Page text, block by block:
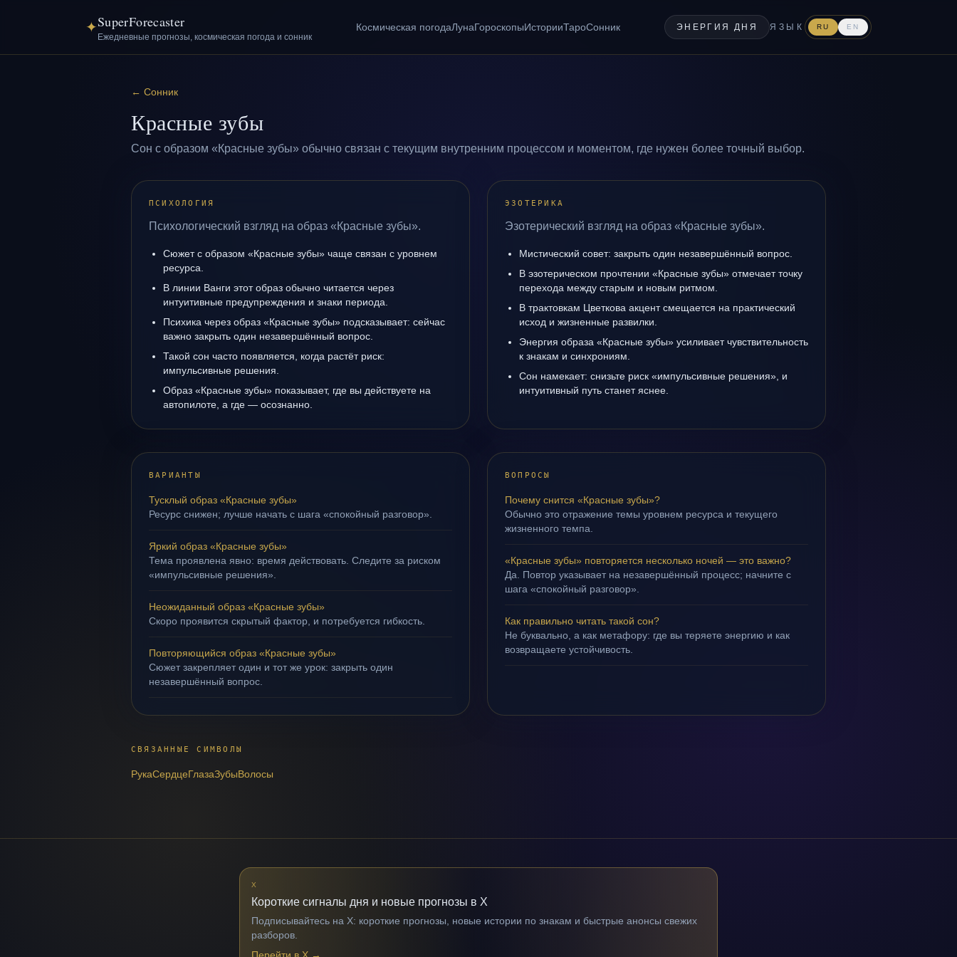
✦SuperForecaster
Ежедневные прогнозы, космическая погода и сонник
Космическая погодаЛунаГороскопыИсторииТароСонник ЭНЕРГИЯ ДНЯ ЯЗЫК RU EN
← Сонник
Красные зубы
Сон с образом «Красные зубы» обычно связан с текущим внутренним процессом и моментом, где нужен более точный выбор.
ПСИХОЛОГИЯ
Психологический взгляд на образ «Красные зубы».
Сюжет с образом «Красные зубы» чаще связан с уровнем
ресурса.
В линии Ванги этот образ обычно читается через
интуитивные предупреждения и знаки периода.
Психика через образ «Красные зубы» подсказывает: сейчас
важно закрыть один незавершённый вопрос.
Такой сон часто появляется, когда растёт риск:
импульсивные решения.
Образ «Красные зубы» показывает, где вы действуете на
автопилоте, а где — осознанно.
ЭЗОТЕРИКА
Эзотерический взгляд на образ «Красные зубы».
Мистический совет: закрыть один незавершённый вопрос.
В эзотерическом прочтении «Красные зубы» отмечает точку
перехода между старым и новым ритмом.
В трактовкам Цветкова акцент смещается на практический
исход и жизненные развилки.
Энергия образа «Красные зубы» усиливает чувствительность
к знакам и синхрониям.
Сон намекает: снизьте риск «импульсивные решения», и
интуитивный путь станет яснее.
ВАРИАНТЫ
Тусклый образ «Красные зубы»
Ресурс снижен; лучше начать с шага «спокойный разговор».
Яркий образ «Красные зубы»
Тема проявлена явно: время действовать. Следите за риском
«импульсивные решения».
Неожиданный образ «Красные зубы»
Скоро проявится скрытый фактор, и потребуется гибкость.
Повторяющийся образ «Красные зубы»
Сюжет закрепляет один и тот же урок: закрыть один
незавершённый вопрос.
ВОПРОСЫ
Почему снится «Красные зубы»?
Обычно это отражение темы уровнем ресурса и текущего
жизненного темпа.
«Красные зубы» повторяется несколько ночей — это важно?
Да. Повтор указывает на незавершённый процесс; начните с
шага «спокойный разговор».
Как правильно читать такой сон?
Не буквально, а как метафору: где вы теряете энергию и как
возвращаете устойчивость.
СВЯЗАННЫЕ СИМВОЛЫ
РукаСердцеГлазаЗубыВолосы
X
Короткие сигналы дня и новые прогнозы в X
Подписывайтесь на X: короткие прогнозы, новые истории по знакам и быстрые анонсы свежих
разборов.